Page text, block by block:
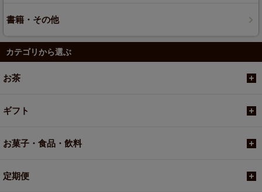
書籍・その他
カテゴリから選ぶ
お茶
ギフト
お菓子・食品・飲料
定期便